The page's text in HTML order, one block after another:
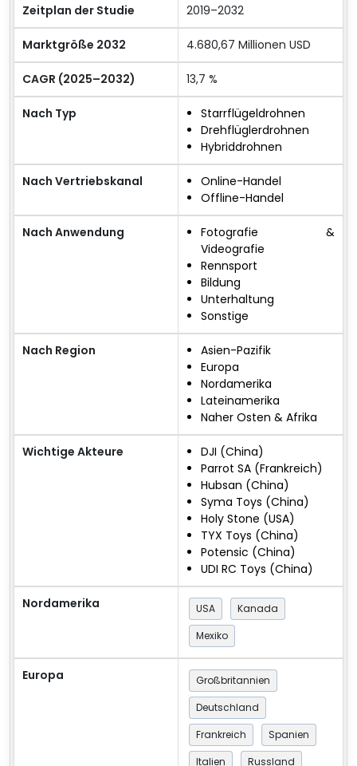
Zeitplan der Studie 2019–2032
Marktgröße 2032 4.680,67 Millionen USD
CAGR (2025–2032) 13,7 %
Nach Typ
Starrflügeldrohnen
Drehflüglerdrohnen
Hybriddrohnen
Nach Vertriebskanal
Online-Handel
Offline-Handel
Nach Anwendung
Fotografie &
Videografie
Rennsport
Bildung
Unterhaltung
Sonstige
Nach Region
Asien-Pazifik
Europa
Nordamerika
Lateinamerika
Naher Osten & Afrika
Wichtige Akteure
DJI (China)
Parrot SA (Frankreich)
Hubsan (China)
Syma Toys (China)
Holy Stone (USA)
TYX Toys (China)
Potensic (China)
UDI RC Toys (China)
Nordamerika USA
Kanada
Mexiko
Europa
Großbritannien
Deutschland
Frankreich
Spanien
Italien
Russland